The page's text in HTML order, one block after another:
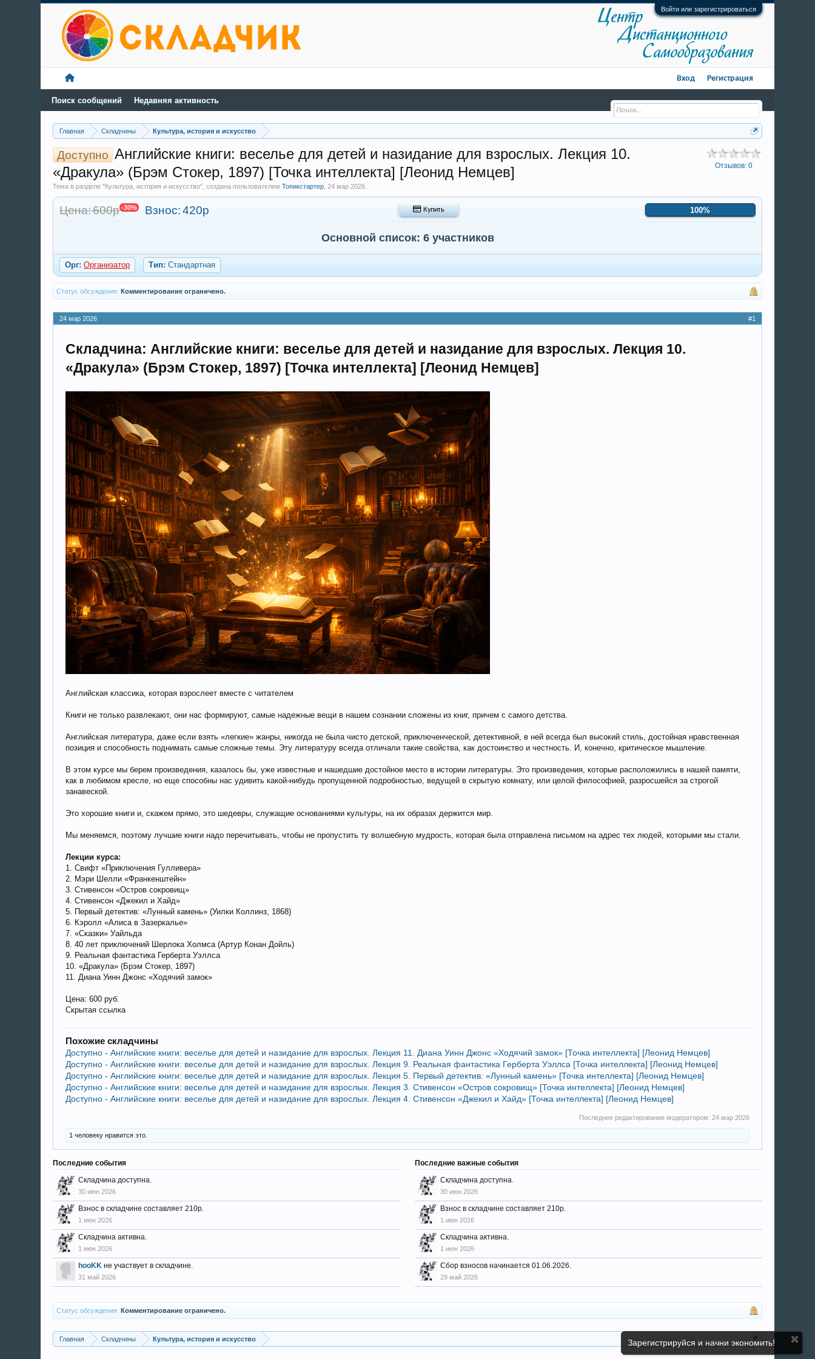
Войти или зарегистрироваться
Главная Складчины Культура, история и искусство
Зарегистрируйся и начни экономить!
Отзывов: 0
Доступно Английские книги: веселье для детей и назидание для взрослых. Лекция 10.
«Дракула» (Брэм Стокер, 1897) [Точка интеллекта] [Леонид Немцев]
Тема в разделе "Культура, история и искусство", создана пользователемТопикстартер ,24 мар 2026
Цена: 600р -30% Взнос:420р 100%
 Купить
Основной список: 6 участников
Орг: Организатор Тип: Стандартная
Статус обсуждения: Комментирование ограничено.
24 мар 2026 #1
Складчина: Английские книги: веселье для детей и назидание для взрослых. Лекция 10.
«Дракула» (Брэм Стокер, 1897) [Точка интеллекта] [Леонид Немцев]
Английская классика, которая взрослеет вместе с читателем
Книги не только развлекают, они нас формируют, самые надежные вещи в нашем сознании сложены из книг, причем с самого детства.
Английская литература, даже если взять «легкие» жанры, никогда не была чисто детской, приключенческой, детективной, в ней всегда был высокий стиль, достойная нравственная
позиция и способность поднимать самые сложные темы. Эту литературу всегда отличали такие свойства, как достоинство и честность. И, конечно, критическое мышление.
В этом курсе мы берем произведения, казалось бы, уже известные и нашедшие достойное место в истории литературы. Это произведения, которые расположились в нашей памяти,
как в любимом кресле, но еще способны нас удивить какой-нибудь пропущенной подробностью, ведущей в скрытую комнату, или целой философией, разросшейся за строгой
занавеской.
Это хорошие книги и, скажем прямо, это шедевры, служащие основаниями культуры, на их образах держится мир.
Мы меняемся, поэтому лучшие книги надо перечитывать, чтобы не пропустить ту волшебную мудрость, которая была отправлена письмом на адрес тех людей, которыми мы стали.
Лекции курса:
1. Свифт «Приключения Гулливера»
2. Мэри Шелли «Франкенштейн»
3. Стивенсон «Остров сокровищ»
4. Стивенсон «Джекил и Хайд»
5. Первый детектив: «Лунный камень» (Уилки Коллинз, 1868)
6. Кэролл «Алиса в Зазеркалье»
7. «Сказки» Уайльда
8. 40 лет приключений Шерлока Холмса (Артур Конан Дойль)
9. Реальная фантастика Герберта Уэллса
10. «Дракула» (Брэм Стокер, 1897)
11. Диана Уинн Джонс «Ходячий замок»
Цена: 600 руб.
Скрытая ссылка
Похожие складчины
Доступно - Английские книги: веселье для детей и назидание для взрослых. Лекция 11. Диана Уинн Джонс «Ходячий замок» [Точка интеллекта] [Леонид Немцев]
Доступно - Английские книги: веселье для детей и назидание для взрослых. Лекция 9. Реальная фантастика Герберта Уэллса [Точка интеллекта] [Леонид Немцев]
Доступно - Английские книги: веселье для детей и назидание для взрослых. Лекция 5. Первый детектив: «Лунный камень» [Точка интеллекта] [Леонид Немцев]
Доступно - Английские книги: веселье для детей и назидание для взрослых. Лекция 3. Стивенсон «Остров сокровищ» [Точка интеллекта] [Леонид Немцев]
Доступно - Английские книги: веселье для детей и назидание для взрослых. Лекция 4. Стивенсон «Джекил и Хайд» [Точка интеллекта] [Леонид Немцев]
Последнее редактирование модератором: 24 мар 2026
1 человеку нравится это.
Последние события
Складчина доступна.
30 июн 2026
Взнос в складчине составляет 210р.
1 июн 2026
Складчина активна.
1 июн 2026
hooKK не участвует в складчине.
31 май 2026
Последние важные события
Складчина доступна.
30 июн 2026
Взнос в складчине составляет 210р.
1 июн 2026
Складчина активна.
1 июн 2026
Сбор взносов начинается 01.06.2026.
29 май 2026
Статус обсуждения: Комментирование ограничено.
Главная Складчины Культура, история и искусство
Поиск сообщений Недавняя активность
Вход Регистрация